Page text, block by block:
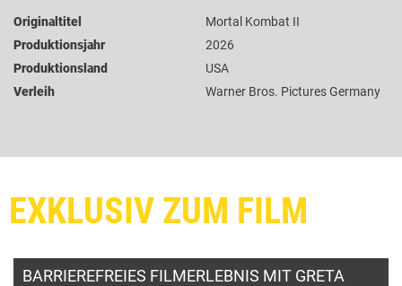
Originaltitel
Mortal Kombat II
Produktionsjahr
2026
Produktionsland
USA
Verleih
Warner Bros. Pictures Germany
EXKLUSIV ZUM FILM
BARRIEREFREIES FILMERLEBNIS MIT GRETA